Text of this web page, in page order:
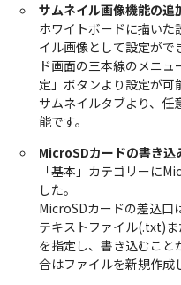
サムネイル画像機能の追
ホワイトボードに描い
イル画像として設定が
ド画面の三本線のメニ
定」ボタンより設定が可
サムネイルタブより、任
能です。
MicroSDカードの書き込
「基本」カテゴリーに
した。
MicroSDカードの差込口
テキストファイル(.txt)
を指定し、書き込むこと
合はファイルを新規作成